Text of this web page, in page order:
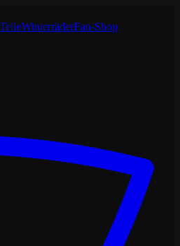
TeileWinterräderFan-Shop